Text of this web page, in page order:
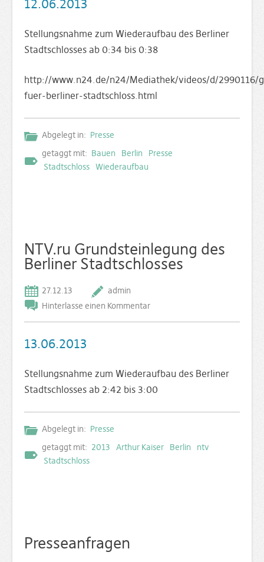
12.06.2013
Stellungsnahme zum Wiederaufbau des Berliner
Stadtschlosses ab 0:34 bis 0:38
http://www.n24.de/n24/Mediathek/videos/d/2990116/
fuer-berliner-stadtschloss.html
Abgelegt in: Presse
getaggt mit: Bauen Berlin
Presse
Stadtschloss Wiederaufbau
NTV.ru Grundsteinlegung des
Berliner Stadtschlosses
27.12.13
admin
Hinterlasse einen Kommentar
13.06.2013
Stellungsnahme zum Wiederaufbau des Berliner
Stadtschlosses ab 2:42 bis 3:00
Abgelegt in: Presse
getaggt mit: 2013 Arthur Kaiser Berlin
ntv
Stadtschloss
Presseanfragen